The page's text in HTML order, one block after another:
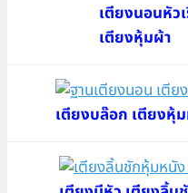
เตียงนอนหัว
เตียงหุ้มผ้า
เตียงบล๊อก เตียงหุ้